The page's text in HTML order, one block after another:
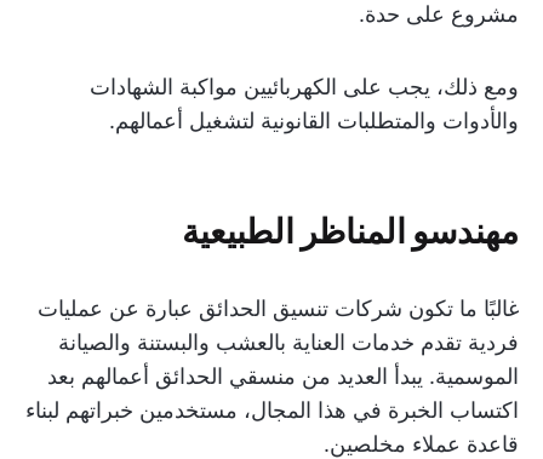
مشروع على حدة.
ومع ذلك، يجب على الكهربائيين مواكبة الشهادات
والأدوات والمتطلبات القانونية لتشغيل أعمالهم.
مهندسو المناظر الطبيعية
غالبًا ما تكون شركات تنسيق الحدائق عبارة عن عمليات
فردية تقدم خدمات العناية بالعشب والبستنة والصيانة
الموسمية. يبدأ العديد من منسقي الحدائق أعمالهم بعد
اكتساب الخبرة في هذا المجال، مستخدمين خبراتهم لبناء
قاعدة عملاء مخلصين.